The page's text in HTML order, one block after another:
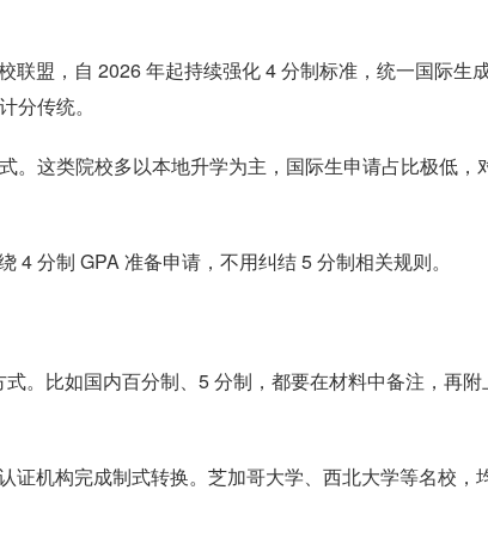
联盟，自 2026 年起持续强化 4 分制标准，统一国际生
分传统。
。这类院校多以本地升学为主，国际生申请占比极低，
分制 GPA 准备申请，不用纠结 5 分制相关规则。
。比如国内百分制、5 分制，都要在材料中备注，再附
机构完成制式转换。芝加哥大学、西北大学等名校，